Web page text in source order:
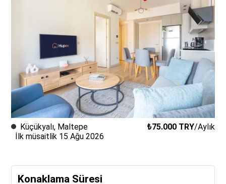
Küçükyalı, Maltepe ₺75.000 TRY/Aylık
İlk müsaitlik 15 Ağu 2026
Konaklama Süresi